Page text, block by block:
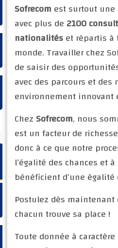
Sofrecom est surtout
avec plus de 2100
nationalitéset répartis à
monde. Travailler chez
de saisir des
avec des parcours et
environnement innovant
Chez Sofrecom, nous
est un facteur de
donc à ce que notre
l’égalité des chances et
bénéficient d’une
Postulez dès
chacun trouve sa place !
Toute donnée à